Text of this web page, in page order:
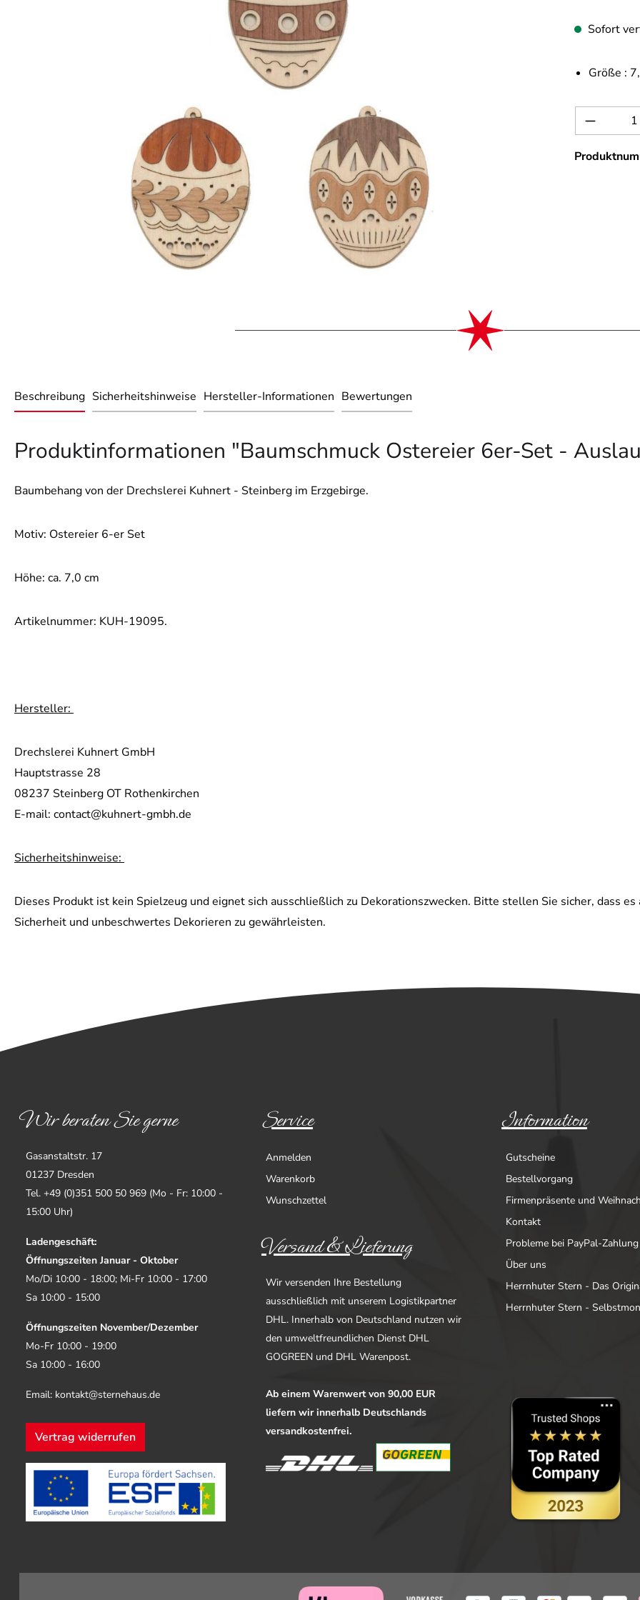
Sofort
Größe :
Beschreibung Sicherheitshinweise Hersteller-Informationen Bewertungen
Produktinformationen "Baumschmuck Ostereier 6er-Set -
Baumbehang von der Drechslerei Kuhnert - Steinberg im Erzgebirge.
Motiv: Ostereier 6-er Set
Höhe: ca. 7,0 cm
Artikelnummer: KUH-19095.
Hersteller:
Drechslerei Kuhnert GmbH
Hauptstrasse 28
08237 Steinberg OT Rothenkirchen
E-mail: contact@kuhnert-gmbh.de
Sicherheitshinweise:
Dieses Produkt ist kein Spielzeug und eignet sich ausschließlich zu Dekorationszwecken. Bitte stellen Sie sicher, dass
Sicherheit und unbeschwertes Dekorieren zu gewährleisten.
Wir beraten Sie gerne
Gasanstaltstr. 17
01237 Dresden
Tel. +49 (0)351 500 50 969 (Mo - Fr: 10:00 -
15:00 Uhr)
Ladengeschäft:
Öffnungszeiten Januar - Oktober
Mo/Di 10:00 - 18:00; Mi-Fr 10:00 - 17:00
Sa 10:00 - 15:00
Öffnungszeiten November/Dezember
Mo-Fr 10:00 - 19:00
Sa 10:00 - 16:00
Email: kontakt@sternehaus.de
Vertrag widerrufen
Service
Anmelden
Warenkorb
Wunschzettel
Information
Gutscheine
Bestellvorgang
Firmenpräsente und
Kontakt
Probleme bei PayPal-
Über uns
Herrnhuter Stern - Das
Herrnhuter Stern -
Versand & Lieferung
Wir versenden Ihre Bestellung
ausschließlich mit unserem Logistikpartner
DHL. Innerhalb von Deutschland nutzen wir
den umweltfreundlichen Dienst DHL
GOGREEN und DHL Warenpost.
Ab einem Warenwert von 90,00 EUR
liefern wir innerhalb Deutschlands
versandkostenfrei.